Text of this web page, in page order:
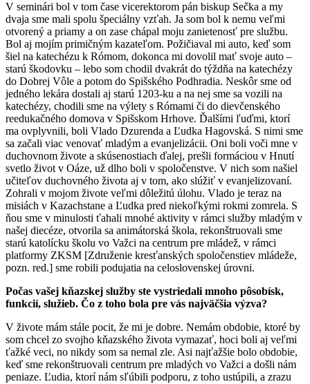
V seminári bol v tom čase vicerektorom pán biskup Sečka a my
dvaja sme mali spolu špeciálny vzťah. Ja som bol k nemu veľmi
otvorený a priamy a on zase chápal moju zanietenosť pre službu.
Bol aj mojím primičným kazateľom. Požičiaval mi auto, keď som
šiel na katechézu k Rómom, dokonca mi dovolil mať svoje auto –
starú škodovku – lebo som chodil dvakrát do týždňa na katechézy
do Dobrej Vôle a potom do Spišského Podhradia. Neskôr sme od
jedného lekára dostali aj starú 1203-ku a na nej sme sa vozili na
katechézy, chodili sme na výlety s Rómami či do dievčenského
reedukačného domova v Spišskom Hrhove. Ďalšími ľuďmi, ktorí
ma ovplyvnili, boli Vlado Dzurenda a Ľudka Hagovská. S nimi sme
sa začali viac venovať mladým a evanjelizácii. Oni boli voči mne v
duchovnom živote a skúsenostiach ďalej, prešli formáciou v Hnutí
svetlo život v Oáze, už dlho boli v spoločenstve. V nich som našiel
učiteľov duchovného života aj v tom, ako slúžiť v evanjelizovaní.
Zohrali v mojom živote veľmi dôležitú úlohu. Vlado je teraz na
misiách v Kazachstane a Ľudka pred niekoľkými rokmi zomrela. S
ňou sme v minulosti ťahali mnohé aktivity v rámci služby mladým v
našej diecéze, otvorila sa animátorská škola, rekonštruovali sme
starú katolícku školu vo Važci na centrum pre mládež, v rámci
platformy ZKSM [Združenie kresťanských spoločenstiev mládeže,
pozn. red.] sme robili podujatia na celoslovenskej úrovni.
Počas vašej kňazskej služby ste vystriedali mnoho pôsobísk,
funkcií, služieb. Čo z toho bola pre vás najväčšia výzva?
V živote mám stále pocit, že mi je dobre. Nemám obdobie, ktoré by
som chcel zo svojho kňazského života vymazať, hoci boli aj veľmi
ťažké veci, no nikdy som sa nemal zle. Asi najťažšie bolo obdobie,
keď sme rekonštruovali centrum pre mladých vo Važci a došli nám
peniaze. Ľudia, ktorí nám sľúbili podporu, z toho ustúpili, a zrazu